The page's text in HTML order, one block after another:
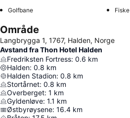
Golfbane Fiske
Område
Langbrygga 1, 1767, Halden, Norge
Avstand fra Thon Hotel Halden
Fredriksten Fortress: 0.6 km
Halden: 0.8 km
Halden Stadion: 0.8 km
Stortårnet: 0.8 km
Overberget: 1 km
Gyldenløve: 1.1 km
Østbyrøysene: 16.4 km